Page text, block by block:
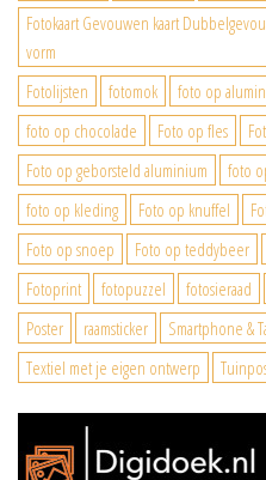
Fotokaart Gevouwen kaart
vorm
Fotolijsten
fotomok foto op
foto op chocolade
Foto op fles
Foto op geborsteld aluminium
foto
foto op kleding
Foto op knuffel
Foto op snoep
Foto op teddybeer
Fotoprint
fotopuzzel fotosieraad
Poster
raamsticker
Smartphone &
Textiel met je eigen ontwerp